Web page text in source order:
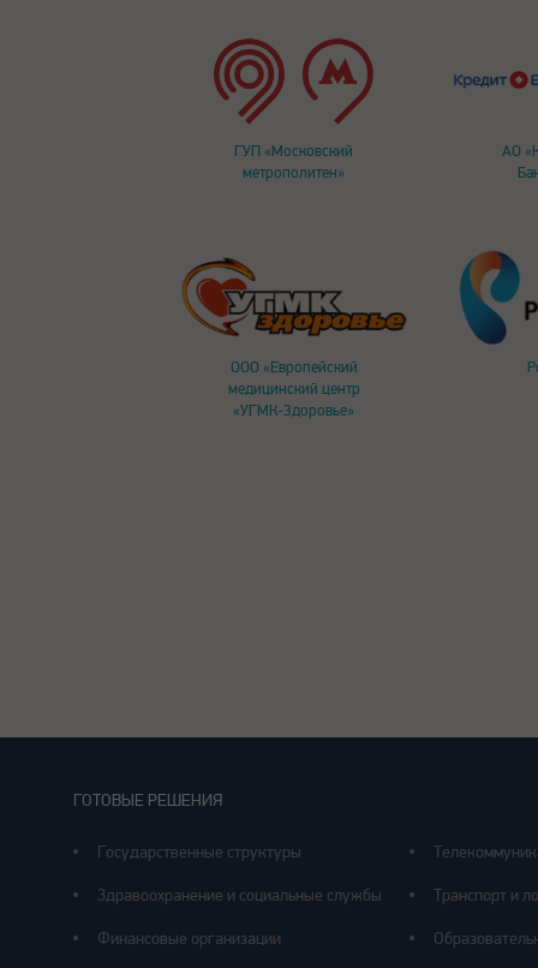
ГУП «Московский
метрополитен»
АО
ООО «Европейский
медицинский центр
«УГМК-Здоровье»
ГОТОВЫЕ РЕШЕНИЯ
Государственные структуры
Здравоохранение и социальные службы
Финансовые организации
Транспорт и